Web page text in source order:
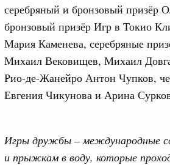
серебряный и бронзовый призёр
бронзовый призёр Игр в Токио
Мария Каменева, серебряные
Михаил Вековищев, Михаил
Рио-де-Жанейро Антон Чупков,
Евгения Чикунова и Арина
Игры дружбы – международные
и прыжкам в воду, которые
отношения с
провёл рабочую
недропользования и
и въездной туризм